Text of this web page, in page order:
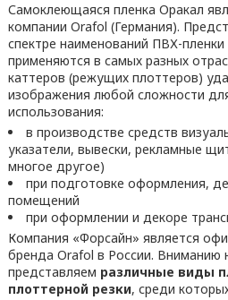
Самоклеющаяся пленка Оракал
компании Orafol (Германия).
спектре наименований ПВХ-
применяются в самых разных
каттеров (режущих плоттеров)
изображения любой сложности
использования:
в производстве средств
указатели, вывески, рекламные
многое другое)
при подготовке оформления,
помещений
при оформлении и декоре
Компания «Форсайн» является
бренда Orafol в России. Вниманию
представляем различные виды
плоттерной резки, среди